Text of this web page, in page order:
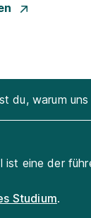
du, warum
ist eine der
Studium.